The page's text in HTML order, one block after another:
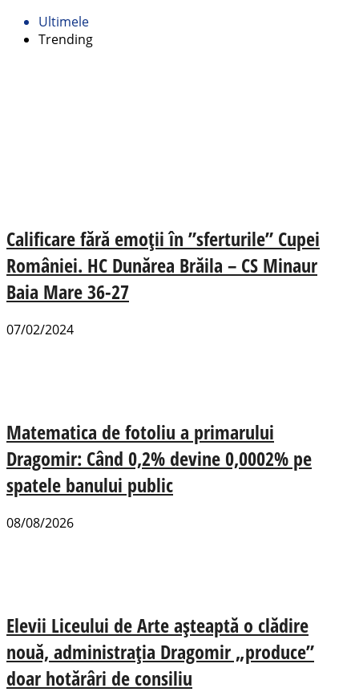
Ultimele
Trending
Calificare fără emoții în ”sferturile” Cupei
României. HC Dunărea Brăila – CS Minaur
Baia Mare 36-27
07/02/2024
Matematica de fotoliu a primarului
Dragomir: Când 0,2% devine 0,0002% pe
spatele banului public
08/08/2026
Elevii Liceului de Arte așteaptă o clădire
nouă, administrația Dragomir „produce”
doar hotărâri de consiliu